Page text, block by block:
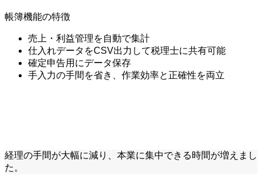
帳簿機能の特徴
売上・利益管理を自動で集計
仕入れデータをCSV出力して税理士に共有可能
確定申告用にデータ保存
手入力の手間を省き、作業効率と正確性を両立
経理の手間が大幅に減り、本業に集中できる時間が増えまし
た。